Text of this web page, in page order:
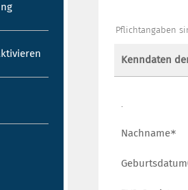
Pflichtangaben
Kenndaten
Nachname